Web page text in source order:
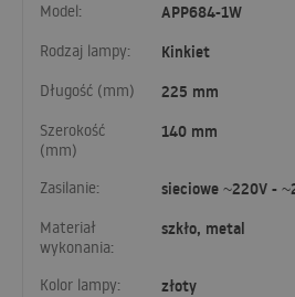
Model: APP684-1W
Rodzaj lampy: Kinkiet
Długość (mm) 225 mm
Szerokość
(mm)
140 mm
Zasilanie: sieciowe ~220V -
Materiał
wykonania:
szkło, metal
Kolor lampy: złoty